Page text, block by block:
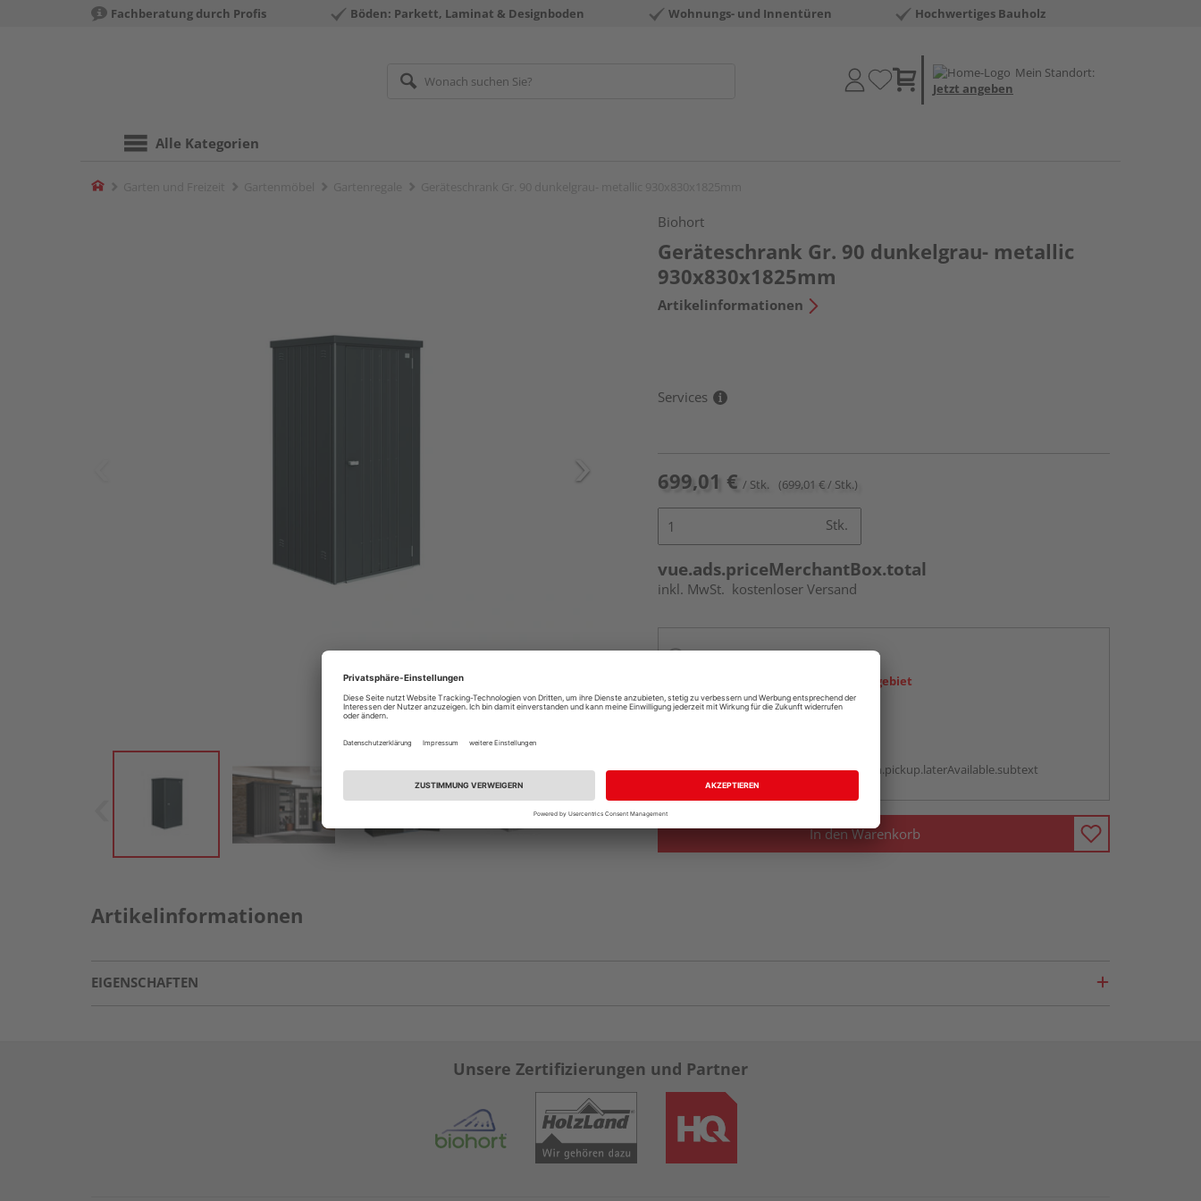
Fachberatung durch Profis Böden: Parkett, Laminat & Designboden Wohnungs- und Innentüren Hochwertiges Bauholz
Mein Standort:
Jetzt angeben
Alle Kategorien
Home
Biohort
Geräteschrank Gr. 90 dunkelgrau- metallic
930x830x1825mm
Artikelinformationen
Services
699,01 € / Stk. (699,01 € / Stk.)
Stk.
vue.ads.priceMerchantBox.total
inkl. MwSt. kostenloser Versand
Online bestellen
Ihr Standort ist nicht im Liefergebiet
vue.ads.priceMerchantBox.option.pickup.laterAvailable.subtext
In den Warenkorb
Artikelinformationen
EIGENSCHAFTEN
Unsere Zertifizierungen und Partner